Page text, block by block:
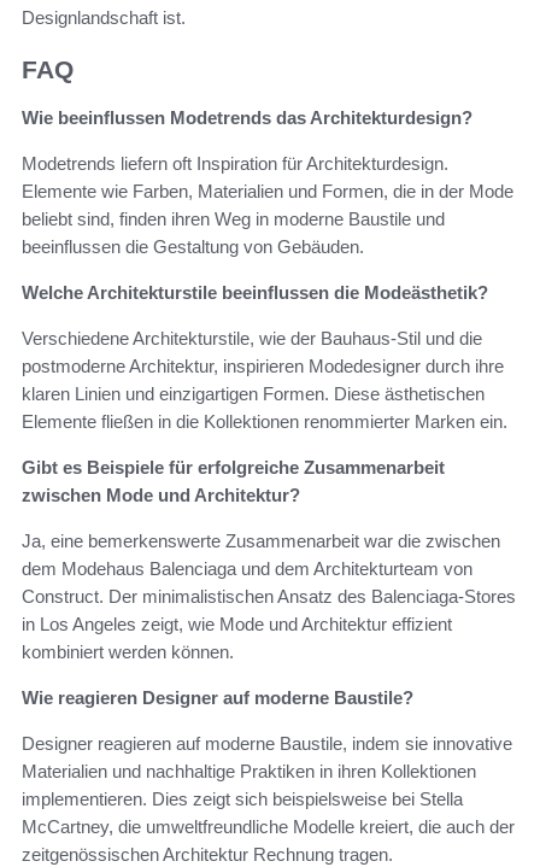
Designlandschaft ist.
FAQ
Wie beeinflussen Modetrends das Architekturdesign?
Modetrends liefern oft Inspiration für Architekturdesign.
Elemente wie Farben, Materialien und Formen, die in der Mode
beliebt sind, finden ihren Weg in moderne Baustile und
beeinflussen die Gestaltung von Gebäuden.
Welche Architekturstile beeinflussen die Modeästhetik?
Verschiedene Architekturstile, wie der Bauhaus-Stil und die
postmoderne Architektur, inspirieren Modedesigner durch ihre
klaren Linien und einzigartigen Formen. Diese ästhetischen
Elemente fließen in die Kollektionen renommierter Marken ein.
Gibt es Beispiele für erfolgreiche Zusammenarbeit
zwischen Mode und Architektur?
Ja, eine bemerkenswerte Zusammenarbeit war die zwischen
dem Modehaus Balenciaga und dem Architekturteam von
Construct. Der minimalistischen Ansatz des Balenciaga-Stores
in Los Angeles zeigt, wie Mode und Architektur effizient
kombiniert werden können.
Wie reagieren Designer auf moderne Baustile?
Designer reagieren auf moderne Baustile, indem sie innovative
Materialien und nachhaltige Praktiken in ihren Kollektionen
implementieren. Dies zeigt sich beispielsweise bei Stella
McCartney, die umweltfreundliche Modelle kreiert, die auch der
zeitgenössischen Architektur Rechnung tragen.